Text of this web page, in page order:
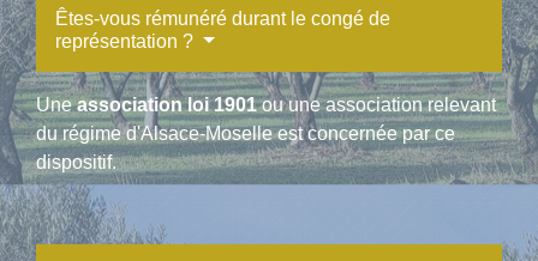
Êtes-vous rémunéré durant le congé de
représentation ?
Uneassociation loi 1901ou une association relevant
du régime d'Alsace-Moselle est concernée par ce
dispositif.